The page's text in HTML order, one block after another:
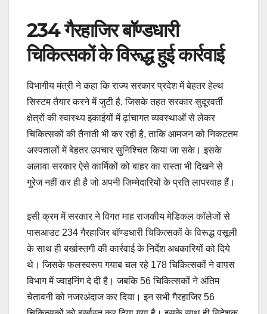
234 गैरहाजिर बाॅण्डधारी
चिकित्सकों के विरूद्ध हुई कार्रवाई
विभागीय मंत्री ने कहा कि राज्य सरकार प्रदेश में बेहतर हेल्थ
सिस्टम तैयार करने में जुटी है, जिसके तहत सरकार सुदूरवर्ती
क्षेत्रों की स्वास्थ्य इकाईयों में ढ़ांचागत व्यवस्थाओं से लेकर
चिकित्सकों की तैनाती भी कर रही है, ताकि आमजन को निकटतम
अस्पतालों में बेहतर उपचार सुनिश्चित किया जा सके। इसके
अलावा सरकार ऐसे कार्मिकों को बाहर का रास्ता भी दिखने से
गुरेज नहीं कर ही है जो अपनी जिम्मेदारियों के प्रति लापरवाह हैं।
इसी क्रम में सरकार ने विगत माह राजकीय मेडिकल काॅलेजों से
पासआउट 234 गैरहाजिर बाॅण्डधारी चिकित्सकों के विरूद्ध वसूली
के साथ ही बर्खास्तगी की कार्रवाई के निर्देश अधकारियों को दिये
थे। जिसके फलस्वरूप गयाब चल रहे 178 चिकित्सकों ने वापस
विभाग में ज्वाइनिंग दे दी है। जबकि 56 चिकित्सकों ने अंतिम
चेतावनी को नजरअंदाज कर दिया। इन सभी गैरहाजिर 56